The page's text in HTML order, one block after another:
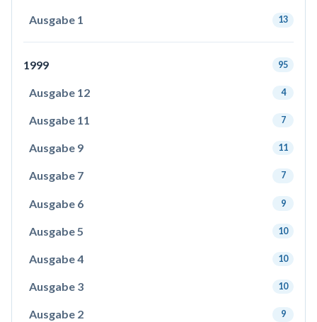
Ausgabe 1 13
1999 95
Ausgabe 12 4
Ausgabe 11 7
Ausgabe 9 11
Ausgabe 7 7
Ausgabe 6 9
Ausgabe 5 10
Ausgabe 4 10
Ausgabe 3 10
Ausgabe 2 9